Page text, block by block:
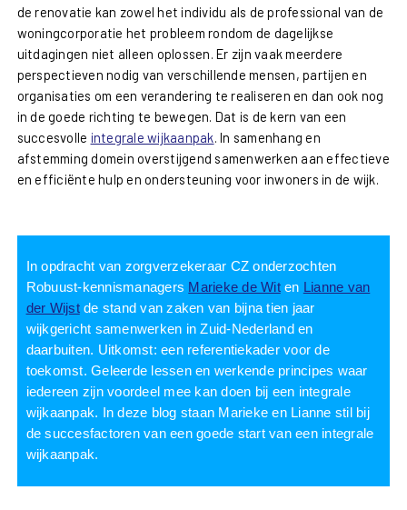
de renovatie kan zowel het individu als de professional van de
woningcorporatie het probleem rondom de dagelijkse
uitdagingen niet alleen oplossen. Er zijn vaak meerdere
perspectieven nodig van verschillende mensen, partijen en
organisaties om een verandering te realiseren en dan ook nog
in de goede richting te bewegen. Dat is de kern van een
succesvolle integrale wijkaanpak . In samenhang en
afstemming domein overstijgend samenwerken aan effectieve
en efficiënte hulp en ondersteuning voor inwoners in de wijk.
In opdracht van zorgverzekeraar CZ onderzochten
Robuust-kennismanagers Marieke de Witen Lianne van
der Wijstde stand van zaken van bijna tien jaar
wijkgericht samenwerken in Zuid-Nederland en
daarbuiten. Uitkomst: een referentiekader voor de
toekomst. Geleerde lessen en werkende principes waar
iedereen zijn voordeel mee kan doen bij een integrale
wijkaanpak. In deze blog staan Marieke en Lianne stil bij
de succesfactoren van een goede start van een integrale
wijkaanpak.